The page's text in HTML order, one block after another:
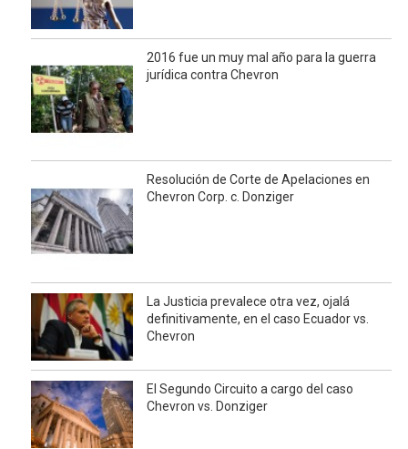
2016 fue un muy mal año para la guerra
jurídica contra Chevron
Resolución de Corte de Apelaciones en
Chevron Corp. c. Donziger
La Justicia prevalece otra vez, ojalá
definitivamente, en el caso Ecuador vs.
Chevron
El Segundo Circuito a cargo del caso
Chevron vs. Donziger